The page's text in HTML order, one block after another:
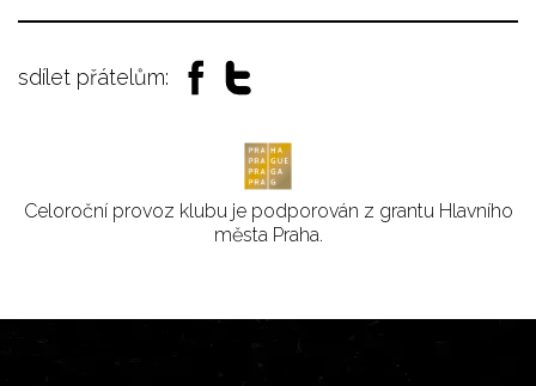
sdílet přátelům:
Celoroční provoz klubu je podporován z grantu Hlavního
města Praha.